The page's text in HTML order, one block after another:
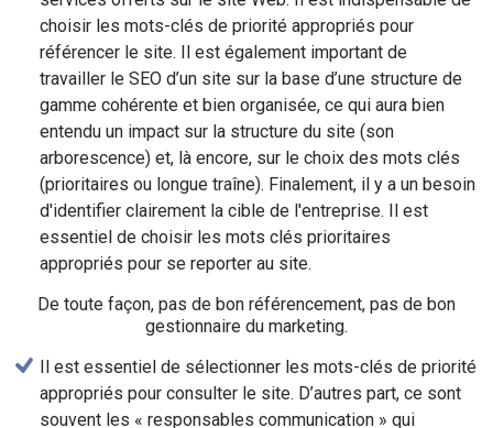
choisir les mots-clés de priorité appropriés pour
référencer le site. Il est également important de
travailler le SEO d’un site sur la base d’une structure de
gamme cohérente et bien organisée, ce qui aura bien
entendu un impact sur la structure du site (son
arborescence) et, là encore, sur le choix des mots clés
(prioritaires ou longue traîne). Finalement, il y a un besoin
d'identifier clairement la cible de l'entreprise. Il est
essentiel de choisir les mots clés prioritaires
appropriés pour se reporter au site.
De toute façon, pas de bon référencement, pas de bon
gestionnaire du marketing.
Il est essentiel de sélectionner les mots-clés de priorité
appropriés pour consulter le site. D’autres part, ce sont
souvent les « responsables communication » qui